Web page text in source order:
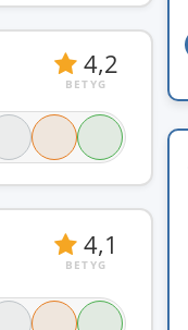
4,2
BETYG
4,1
BETYG